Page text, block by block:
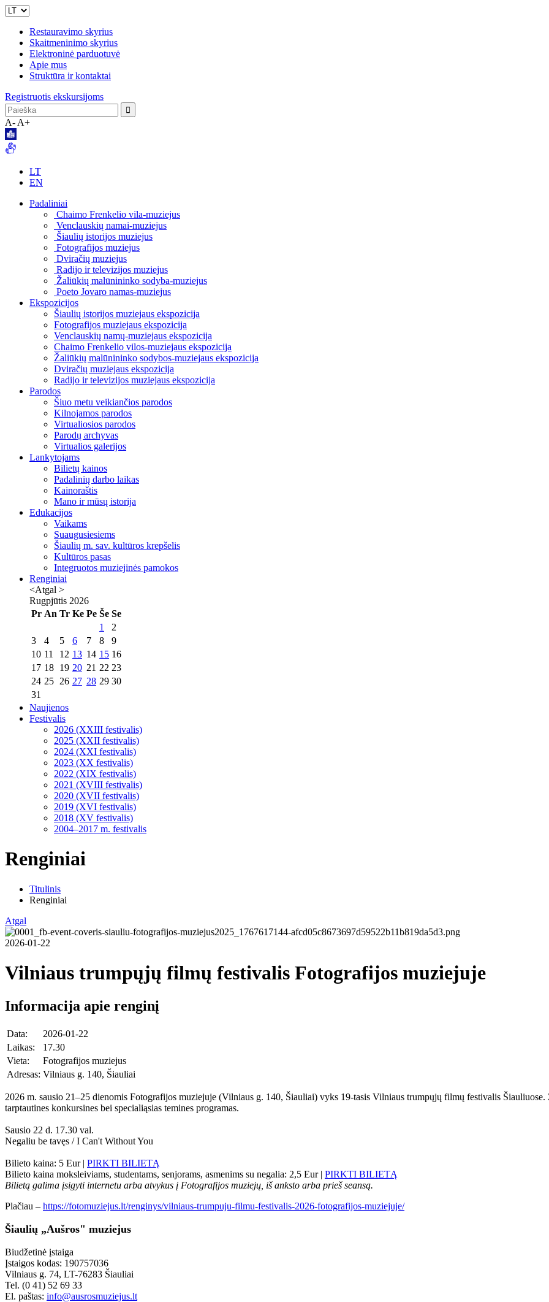
Restauravimo skyrius
Skaitmeninimo skyrius
Elektroninė parduotuvė
Apie mus
Struktūra ir kontaktai
Registruotis ekskursijoms
A- A+
LT
EN
Padaliniai
Chaimo Frenkelio vila-muziejus
Venclauskių namai-muziejus
Šiaulių istorijos muziejus
Fotografijos muziejus
Dviračių muziejus
Radijo ir televizijos muziejus
Žaliūkių malūnininko sodyba-muziejus
Poeto Jovaro namas-muziejus
Ekspozicijos
Šiaulių istorijos muziejaus ekspozicija
Fotografijos muziejaus ekspozicija
Venclauskių namų-muziejaus ekspozicija
Chaimo Frenkelio vilos-muziejaus ekspozicija
Žaliūkių malūnininko sodybos-muziejaus ekspozicija
Dviračių muziejaus ekspozicija
Radijo ir televizijos muziejaus ekspozicija
Parodos
Šiuo metu veikiančios parodos
Kilnojamos parodos
Virtualiosios parodos
Parodų archyvas
Virtualios galerijos
Lankytojams
Bilietų kainos
Padalinių darbo laikas
Kainoraštis
Mano ir mūsų istorija
Edukacijos
Vaikams
Suaugusiesiems
Šiaulių m. sav. kultūros krepšelis
Kultūros pasas
Integruotos muziejinės pamokos
Renginiai
<Atgal >
Rugpjūtis 2026
Pr An Tr Ke Pe Še Se
1
2
3
4 5 6 7 8
9
10 11 12 13 14 15 16
17 18 19 20 21 22 23
24 25 26 27 28 29 30
31
Naujienos
Festivalis
2026 (XXIII festivalis)
2025 (XXII festivalis)
2024 (XXI festivalis)
2023 (XX festivalis)
2022 (XIX festivalis)
2021 (XVIII festivalis)
2020 (XVII festivalis)
2019 (XVI festivalis)
2018 (XV festivalis)
2004–2017 m. festivalis
Renginiai
Titulinis
Renginiai
Atgal
2026-01-22
Vilniaus trumpųjų filmų festivalis Fotografijos muziejuje
Informacija apie renginį
Data:
2026-01-22
Laikas:
17.30
Vieta:
Fotografijos muziejus
Adresas: Vilniaus g. 140, Šiauliai
2026 m. sausio 21–25 dienomis Fotografijos muziejuje (Vilniaus g. 140, Šiauliai) vyks 19-tasis Vilniaus trumpųjų filmų festivalis
tarptautines konkursines bei specialiąsias temines programas.
Sausio 22 d. 17.30 val.
Negaliu be tavęs / I Can't Without You
Bilieto kaina: 5 Eur | PIRKTI BILIETĄ
Bilieto kaina moksleiviams, studentams, senjorams, asmenims su negalia: 2,5 Eur | PIRKTI BILIETĄ
Bilietą galima įsigyti internetu arba atvykus į Fotografijos muziejų, iš anksto arba prieš seansą.
Plačiau – https://fotomuziejus.lt/renginys/vilniaus-trumpuju-filmu-festivalis-2026-fotografijos-muziejuje/
Šiaulių „Aušros" muziejus
Biudžetinė įstaiga
Įstaigos kodas: 190757036
Vilniaus g. 74, LT-76283 Šiauliai
Tel. (0 41) 52 69 33
El. paštas: info@ausrosmuziejus.lt